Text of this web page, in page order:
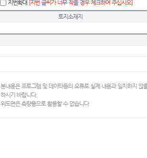
지번확대 [지번 글씨가 너무 작을 경우 체크하여 주십시오]
토지소재지
본내용은 프로그램 및 데이타등의 오류로 실제 내용과 일치하지
하시기 바랍니다.
위도면은 측량용으로 활용할 수 없습니다.